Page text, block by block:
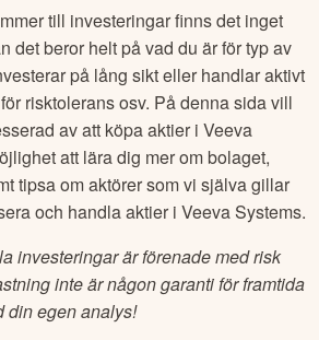
till investeringar finns det inget
det beror helt på vad du är för typ av
på lång sikt eller handlar aktivt
risktolerans osv. På denna sida vill
av att köpa aktier iVeeva
att lära dig mer om bolaget,
tipsa om aktörer som vi själva gillar
och handla aktier iVeeva Systems.
investeringar är förenade med risk
inte är någon garanti för framtida
din egen analys!